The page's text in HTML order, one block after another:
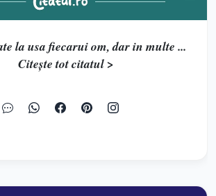
la usa fiecarui om, dar in multe ...
Citește tot citatul >